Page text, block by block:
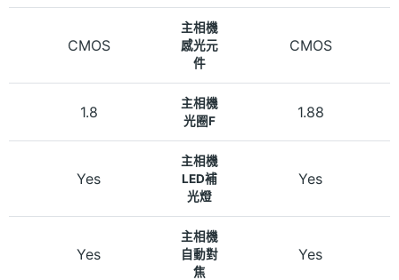
CMOS
主相機
感光元
件
CMOS
1.8
主相機
光圈F
1.88
Yes
主相機
LED補
光燈
Yes
Yes
主相機
自動對
焦
Yes